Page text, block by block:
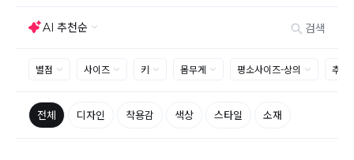
반품/교환 불가능한
보증서, 상품 부자재가 제거 혹은 분실된 경우
시간이 경과되어 재판매가 어려울 정도로 상품가치가 상